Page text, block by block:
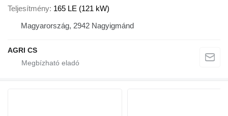
Teljesítmény 165 LE (121 kW)
Magyarország, 2942 Nagyigmánd
AGRI CS